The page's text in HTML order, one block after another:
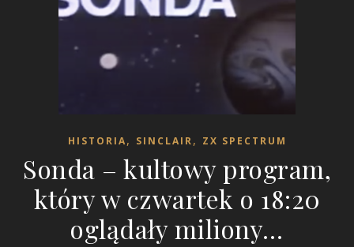
HISTORIA, SINCLAIR, ZX SPECTRUM
Sonda – kultowy program,
który w czwartek o 18:20
oglądały miliony…